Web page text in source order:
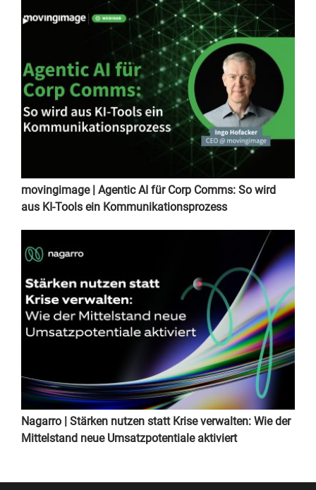
movingimage | Agentic AI für Corp Comms: So wird
aus KI-Tools ein Kommunikationsprozess
Nagarro | Stärken nutzen statt Krise verwalten: Wie der
Mittelstand neue Umsatzpotentiale aktiviert